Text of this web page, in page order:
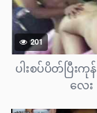
201
ပါးစပ်ပိတ်ပြီးကု
လေး